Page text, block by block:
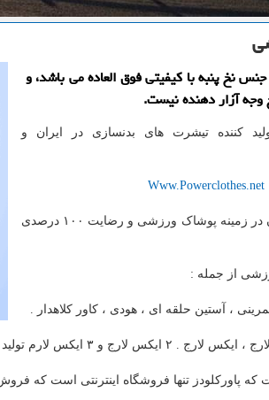
نخ پنبه با كیفیتی فوق العاده می باشد، و
آزار دهنده نیست.
کننده تیشرت های بدنسازی در ایران و
Www.Powerclothes.net
با ۲ دهه سابقه درخشان در زمینه پوشاک ورزشی و رضایت ۱۰۰ درصدی
از جمله :
، آستین حلقه ای ، هودی ، کاور کلاهدار .
و ۳ ایکس لارم تولید میگردد.
که پاورکلودز تنها فروشگاه اینترنتی است که